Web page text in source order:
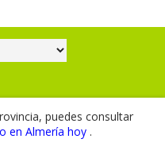
puedes consultar
en Almería hoy .